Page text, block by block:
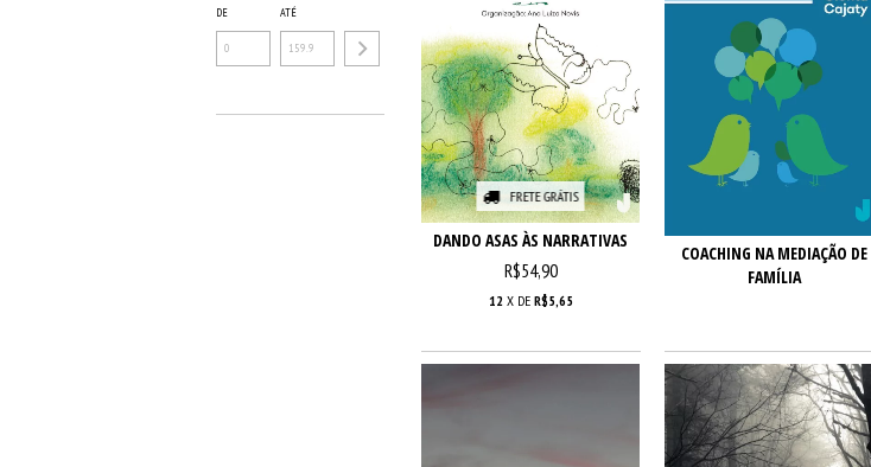
DE ATÉ
FRETE GRÁTIS
DANDO ASAS ÀS NARRATIVAS
R$54,90
12 X DE R$5,65
COACHING NA MEDIAÇÃO DE
FAMÍLIA